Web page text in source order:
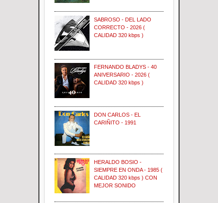
SABROSO - DEL LADO
CORRECTO - 2026 (
CALIDAD 320 kbps )
FERNANDO BLADYS - 40
ANIVERSARIO - 2026 (
CALIDAD 320 kbps )
DON CARLOS - EL
CARIÑITO - 1991
HERALDO BOSIO -
SIEMPRE EN ONDA - 1985 (
CALIDAD 320 kbps ) CON
MEJOR SONIDO